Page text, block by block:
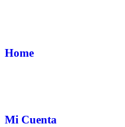
Home
Mi Cuenta